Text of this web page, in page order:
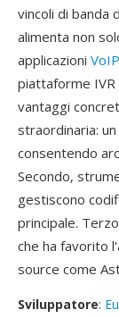
vincoli di banda
alimenta non
applicazioni VoIP
piattaforme
vantaggi
straordinaria:
consentendo
Secondo,
gestiscono
principale.
che ha favorito
source come
Sviluppatore: